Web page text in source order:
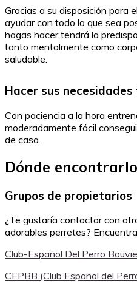
Gracias a su disposición para
ayudar con todo lo que sea
hagas hacer tendrá la
tanto mentalmente como
saludable.
Hacer sus
Con paciencia a la hora
moderadamente fácil
de casa.
Dónde
Grupos de propietarios
¿Te gustaría contactar con
adorables perretes?
Club-Español Del Perro
CEPBB (Club Español del